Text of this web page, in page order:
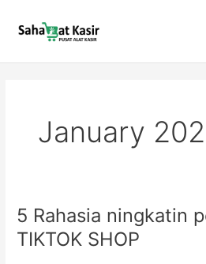
January
5 Rahasia ningkatin
TIKTOK SHOP
5
Rahasia
ningkatin